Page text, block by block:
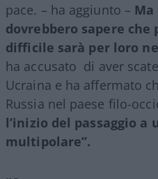
pace. – ha aggiunto –
dovrebbero sapere che
difficile sarà per loro
ha accusato di aver
Ucraina e ha affermato
Russia nel paese filo-
l’inizio del passaggio a
multipolare”.